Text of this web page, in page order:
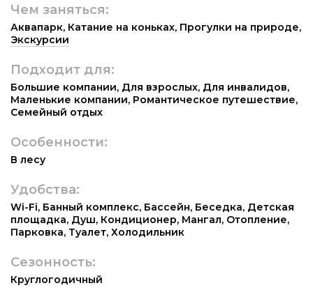
Чем заняться:
Аквапарк, Катание на коньках, Прогулки на природе,
Экскурсии
Подходит для:
Большие компании, Для взрослых, Для инвалидов,
Маленькие компании, Романтическое путешествие,
Семейный отдых
Особенности:
В лесу
Удобства:
Wi-Fi, Банный комплекс, Бассейн, Беседка, Детская
площадка, Душ, Кондиционер, Мангал, Отопление,
Парковка, Туалет, Холодильник
Сезонность:
Круглогодичный